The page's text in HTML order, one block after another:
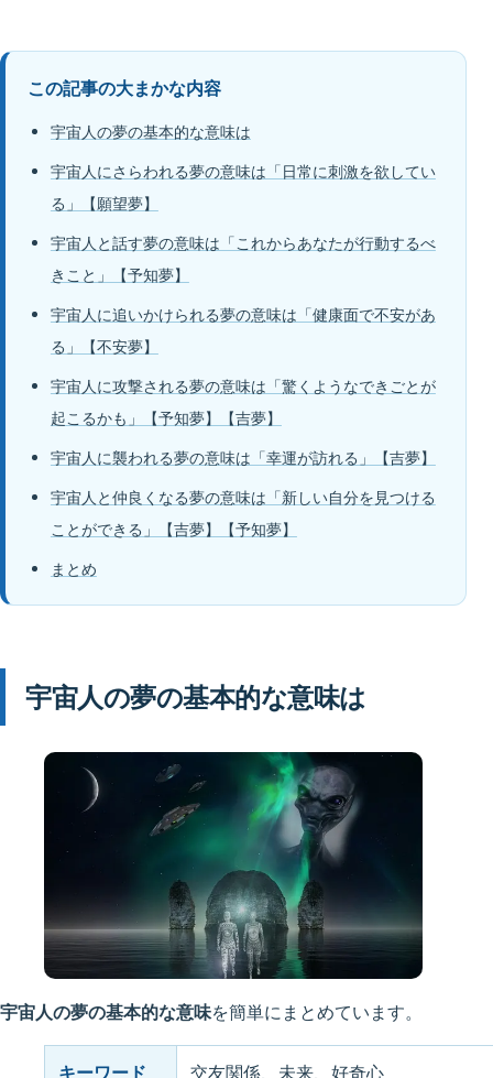
この記事の大まかな内容
宇宙人の夢の基本的な意味は
宇宙人にさらわれる夢の意味は「日常に刺激を欲してい
る」【願望夢】
宇宙人と話す夢の意味は「これからあなたが行動するべ
きこと」【予知夢】
宇宙人に追いかけられる夢の意味は「健康面で不安があ
る」【不安夢】
宇宙人に攻撃される夢の意味は「驚くようなできごとが
起こるかも」【予知夢】【吉夢】
宇宙人に襲われる夢の意味は「幸運が訪れる」【吉夢】
宇宙人と仲良くなる夢の意味は「新しい自分を見つける
ことができる」【吉夢】【予知夢】
まとめ
宇宙人の夢の基本的な意味は
宇宙人の夢の基本的な意味を簡単にまとめています。
キーワード 交友関係、未来、好奇心